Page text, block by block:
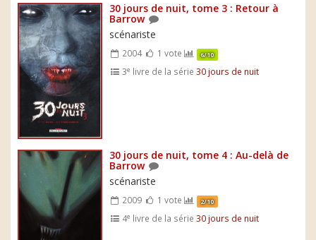
30 jours de nuit, tome 3 : Retour à
Barrow
scénariste
2004 1 vote 6/10
3e livre de la série30 jours de nuit
30 jours de nuit, tome 4 : Au-delà de
Barrow
scénariste
2009 1 vote 2/10
4e livre de la série30 jours de nuit